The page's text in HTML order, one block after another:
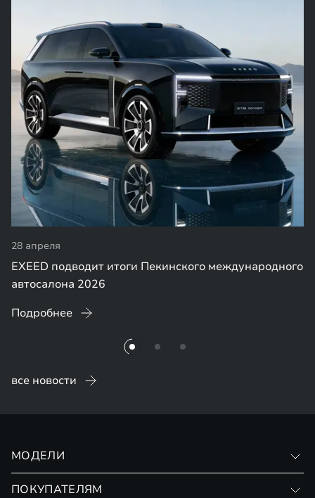
28 апреля
EXEED подводит итоги Пекинского международного
автосалона 2026
Подробнее
все новости
МОДЕЛИ
ПОКУПАТЕЛЯМ